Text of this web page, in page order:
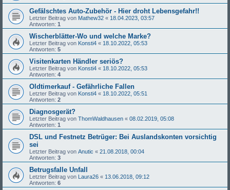
Gefälschtes Auto-Zubehör - Hier droht Lebensgefahr!!
Letzter Beitrag von Mathew32 « 18.04.2023, 03:57
Antworten: 1
Wischerblätter-Wo und welche Marke?
Letzter Beitrag von Konsti4 « 18.10.2022, 05:53
Antworten: 5
Visitenkarten Händler seriös?
Letzter Beitrag von Konsti4 « 18.10.2022, 05:53
Antworten: 4
Oldtimerkauf - Gefährliche Fallen
Letzter Beitrag von Konsti4 « 18.10.2022, 05:51
Antworten: 2
Diagnosgerät?
Letzter Beitrag von ThomWaldhausen « 08.02.2019, 05:08
Antworten: 1
DSL und Festnetz Betrüger: Bei Auslandskonten vorsichtig
sei
Letzter Beitrag von Anutic « 21.08.2018, 00:04
Antworten: 3
Betrugsfalle Unfall
Letzter Beitrag von Laura26 « 13.06.2018, 09:12
Antworten: 6